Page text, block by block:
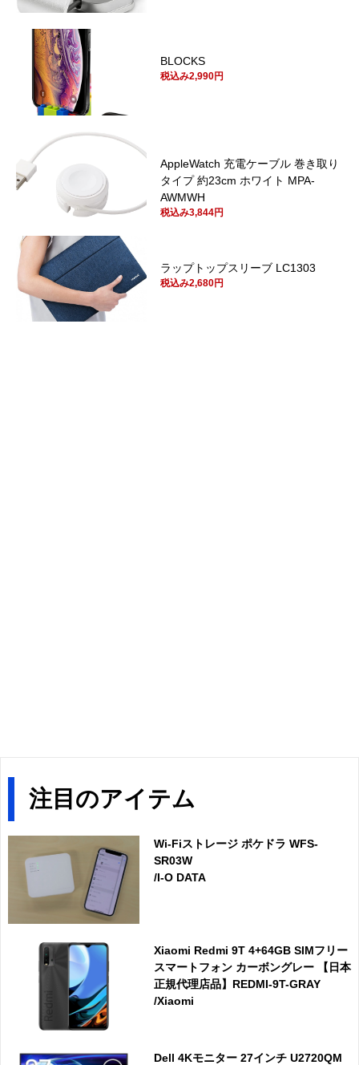
BLOCKS
税込み2,990円
AppleWatch 充電ケーブル 巻き取り
タイプ 約23cm ホワイト MPA-
AWMWH
税込み3,844円
ラップトップスリーブ LC1303
税込み2,680円
注目のアイテム
Wi-Fiストレージ ポケドラ WFS-
SR03W
/I-O DATA
Xiaomi Redmi 9T 4+64GB SIMフリー
スマートフォン カーボングレー 【日本
正規代理店品】REDMI-9T-GRAY
/Xiaomi
Dell 4Kモニター 27インチ U2720QM